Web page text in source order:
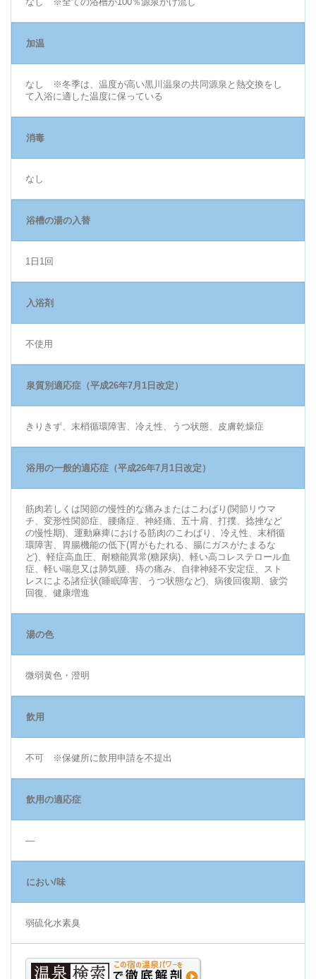
加温
なし ※冬季は、温度が高い黒川温泉の共同源泉と熱交換をし
て入浴に適した温度に保っている
消毒
なし
浴槽の湯の入替
1日1回
入浴剤
不使用
泉質別適応症（平成26年7月1日改定）
きりきず、末梢循環障害、冷え性、うつ状態、皮膚乾燥症
浴用の一般的適応症（平成26年7月1日改定）
筋肉若しくは関節の慢性的な痛みまたはこわばり(関節リウマ
チ、変形性関節症、腰痛症、神経痛、五十肩、打撲、捻挫など
の慢性期)、運動麻痺における筋肉のこわばり、冷え性、末梢循
環障害、胃腸機能の低下(胃がもたれる、腸にガスがたまるな
ど)、軽症高血圧、耐糖能異常(糖尿病)、軽い高コレステロール血
症、軽い喘息又は肺気腫、痔の痛み、自律神経不安定症、スト
レスによる諸症状(睡眠障害、うつ状態など)、病後回復期、疲労
回復、健康増進
湯の色
微弱黄色・澄明
飲用
不可 ※保健所に飲用申請を不提出
飲用の適応症
―
におい/味
弱硫化水素臭